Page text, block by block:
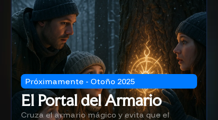
Próximamente - Otoño 2025
El Portal del Armario
Cruza el armario mágico y evita que el